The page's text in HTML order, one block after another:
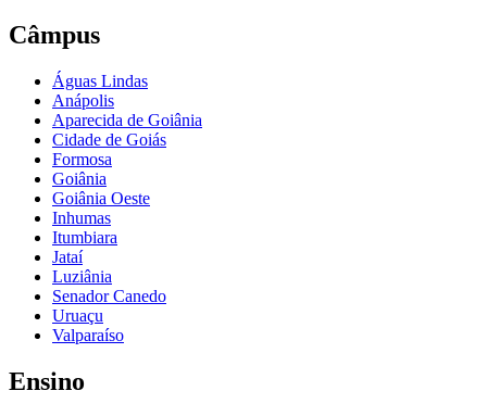
Câmpus
Águas Lindas
Anápolis
Aparecida de Goiânia
Cidade de Goiás
Formosa
Goiânia
Goiânia Oeste
Inhumas
Itumbiara
Jataí
Luziânia
Senador Canedo
Uruaçu
Valparaíso
Ensino